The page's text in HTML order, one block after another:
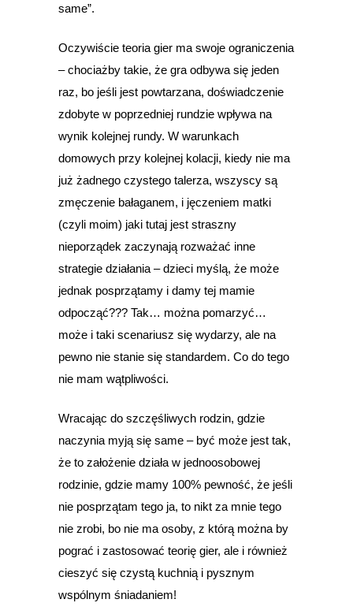
same”.
Oczywiście teoria gier ma swoje ograniczenia
– chociażby takie, że gra odbywa się jeden
raz, bo jeśli jest powtarzana, doświadczenie
zdobyte w poprzedniej rundzie wpływa na
wynik kolejnej rundy. W warunkach
domowych przy kolejnej kolacji, kiedy nie ma
już żadnego czystego talerza, wszyscy są
zmęczenie bałaganem, i jęczeniem matki
(czyli moim) jaki tutaj jest straszny
nieporządek zaczynają rozważać inne
strategie działania – dzieci myślą, że może
jednak posprzątamy i damy tej mamie
odpocząć??? Tak… można pomarzyć…
może i taki scenariusz się wydarzy, ale na
pewno nie stanie się standardem. Co do tego
nie mam wątpliwości.
Wracając do szczęśliwych rodzin, gdzie
naczynia myją się same – być może jest tak,
że to założenie działa w jednoosobowej
rodzinie, gdzie mamy 100% pewność, że jeśli
nie posprzątam tego ja, to nikt za mnie tego
nie zrobi, bo nie ma osoby, z którą można by
pograć i zastosować teorię gier, ale i również
cieszyć się czystą kuchnią i pysznym
wspólnym śniadaniem!